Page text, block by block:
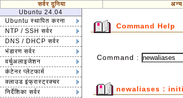
सर्वर दुनिया
Ubuntu 24.04
Ubuntu स्थापित करना
NTP / SSH सर्वर
DNS / DHCP सर्वर
भंडारण सर्वर
वर्चुअलाइजेशन
कंटेनर प्लेटफार्म
क्लाउड इंफ्रास्ट्रक्चर
निर्देशिका सर्वर
Command Help
Command :
newaliases :